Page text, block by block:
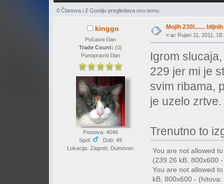
0 Članova i 2 Gostiju pregledava ovu temu.
kinggo
Počasni član
Trade Count: (0)
Punopravni član
Postova: 4046
Spol:
Dob: 49
Lokacija: Zagreb, Dumovec
Mojih 230l.......
« u: Rujan 11, 2011,
Igrom
229 jer mi je
svim ribama,
je uzelo
Trenutno to
You are not allowed
(239.26 kB, 800x600
You are not allowed
kB, 800x600 -